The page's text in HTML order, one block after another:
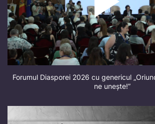
Forumul Diasporei 2026 cu genericul
ne unește!”